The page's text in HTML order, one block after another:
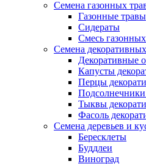
Семена газонных
Газонные травы
Сидераты
Смесь
Семена
Декоративные
Капусты
Перцы
Тыквы
Фасоль
Семена деревьев и
Бересклеты
Буддлеи
Виноград